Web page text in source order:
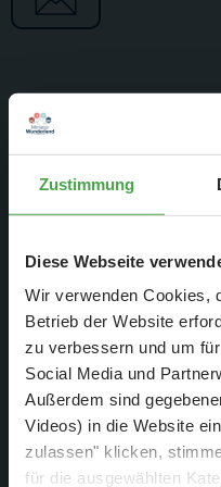
Zustimmung
Diese Webseite
Wir verwenden Cookies,
Betrieb der Website
zu verbessern und um
Social Media und
Außerdem sind
Videos) in die Website
zulassen" klicken,
für die ausgewählten
Am
20.07.2024